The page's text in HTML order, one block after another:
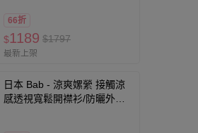
66折
$1189 $1797
最新上架
日本 Bab - 涼爽嫘縈 接觸涼
感透視寬鬆開襟衫/防曬外套-